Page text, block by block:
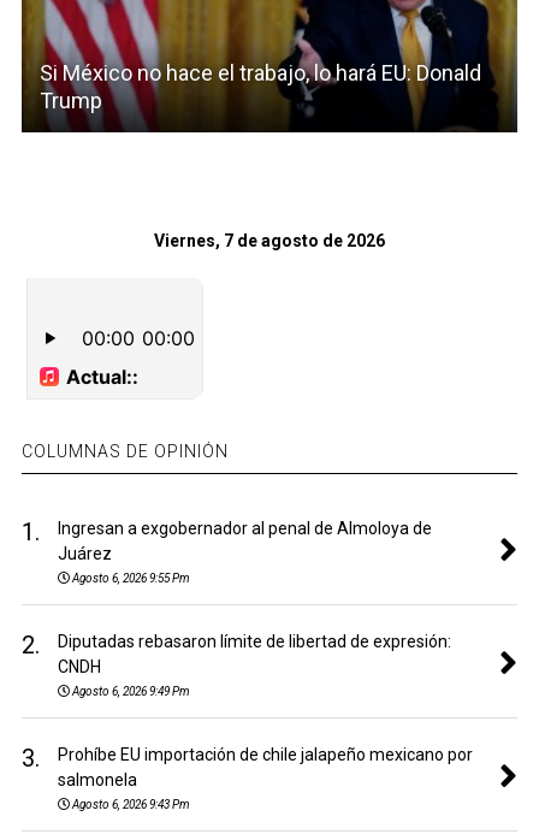
Si México no hace el trabajo, lo hará EU: Donald
Trump
Viernes, 7 de agosto de 2026
COLUMNAS DE OPINIÓN
1.
Ingresan a exgobernador al penal de Almoloya de
Juárez
Agosto 6, 2026 9:55 Pm
2.
Diputadas rebasaron límite de libertad de expresión:
CNDH
Agosto 6, 2026 9:49 Pm
3.
Prohíbe EU importación de chile jalapeño mexicano por
salmonela
Agosto 6, 2026 9:43 Pm